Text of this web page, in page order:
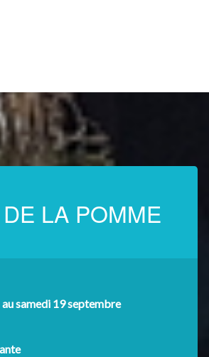
LA POMME
samedi 19 septembre